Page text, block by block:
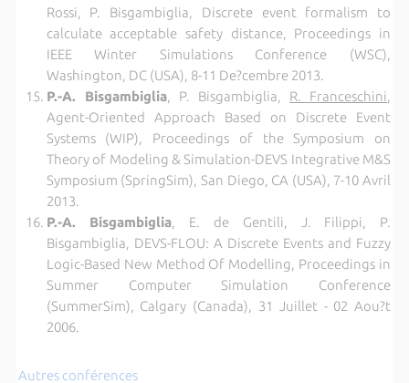
Rossi, P. Bisgambiglia, Discrete event formalism to
calculate acceptable safety distance, Proceedings in
IEEE Winter Simulations Conference (WSC),
Washington, DC (USA), 8-11 De?cembre 2013.
P.-A. Bisgambiglia, P. Bisgambiglia, R. Franceschini,
Agent-Oriented Approach Based on Discrete Event
Systems (WIP), Proceedings of the Symposium on
Theory of Modeling & Simulation-DEVS Integrative M&S
Symposium (SpringSim), San Diego, CA (USA), 7-10 Avril
2013.
P.-A. Bisgambiglia, E. de Gentili, J. Filippi, P.
Bisgambiglia, DEVS-FLOU: A Discrete Events and Fuzzy
Logic-Based New Method Of Modelling, Proceedings in
Summer Computer Simulation Conference
(SummerSim), Calgary (Canada), 31 Juillet - 02 Aou?t
2006.
Autres conférences